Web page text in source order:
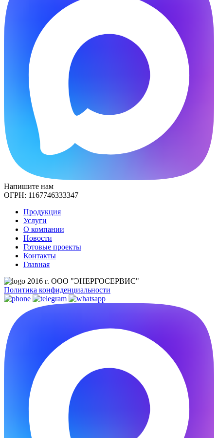
Напишите нам
ОГРН: 1167746333347
Продукция
Услуги
О компании
Новости
Готовые проекты
Контакты
Главная
2016 г. ООО "ЭНЕРГОСЕРВИС"
Политика конфиденциальности